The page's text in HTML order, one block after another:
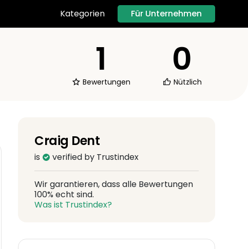
Kategorien Für Unternehmen
1
Bewertungen
0
Nützlich
Craig Dent
is verified by Trustindex
Wir garantieren, dass alle Bewertungen
100% echt sind.
Was ist Trustindex?